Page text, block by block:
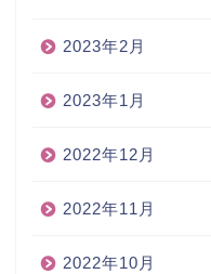
2023年2月
2023年1月
2022年12月
2022年11月
2022年10月